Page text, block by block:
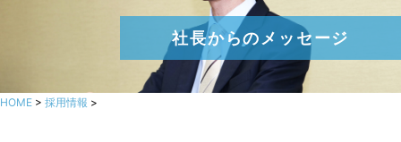
社長からのメッセージ
HOME > 採用情報 >